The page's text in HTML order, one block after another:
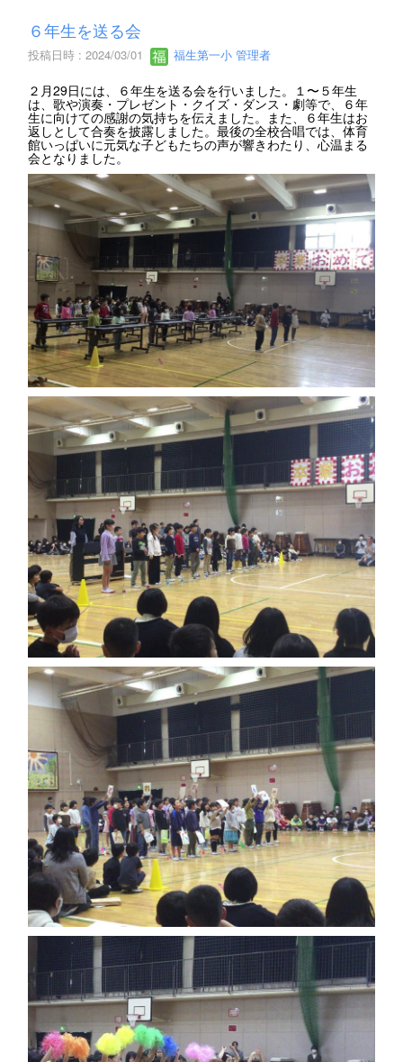
６年生を送る会
投稿日時 : 2024/03/01 福生第一小 管理者
２月29日には、６年生を送る会を行いました。１〜５年生
は、歌や演奏・プレゼント・クイズ・ダンス・劇等で、６年
生に向けての感謝の気持ちを伝えました。また、６年生はお
返しとして合奏を披露しました。最後の全校合唱では、体育
館いっぱいに元気な子どもたちの声が響きわたり、心温まる
会となりました。